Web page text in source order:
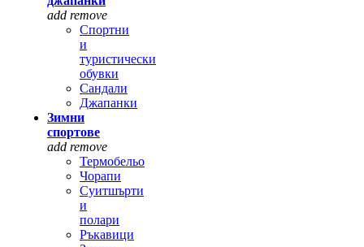
add remove
Спортни
и
туристически
обувки
Сандали
Джапанки
Зимни
спортове
add remove
Термобельо
Чорапи
Суитшърти
и
полари
Ръкавици